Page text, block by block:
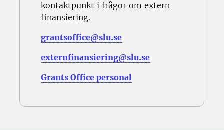
kontaktpunkt i frågor om extern
finansiering.
grantsoffice@slu.se
externfinansiering@slu.se
Grants Office personal